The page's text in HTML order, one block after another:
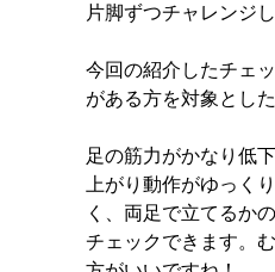
片脚ずつチャレンジ
今回の紹介したチェ
がある方を対象とし
足の筋力がかなり低
上がり動作がゆっく
く、両足で立てるか
チェックできます。